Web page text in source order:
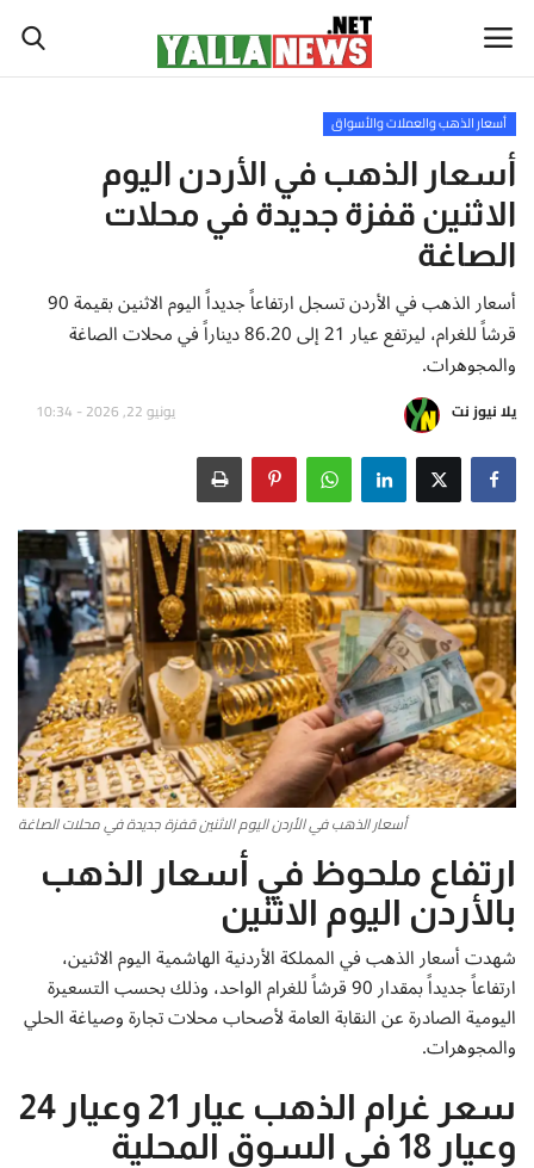
أخبار العالم
أخبار الوطن العربي
سياسة واقتصاد
رياضة
ثقافة وفن
تكنولوجيا وعلوم
صحة ولياقة
أطباق من المطابخ العربية
سياحة وسفر
منوعات عامة
جاليري الفن التشكيلي
سياسة الخصوصية
البنود والشروط
رئيس التحرير
أسعار الذهب والعملات والأسواق
أسعار الذهب في الأردن اليوم
الاثنين قفزة جديدة في محلات
الصاغة
أسعار الذهب في الأردن تسجل ارتفاعاً جديداً اليوم الاثنين بقيمة 90
قرشاً للغرام، ليرتفع عيار 21 إلى 86.20 ديناراً في محلات الصاغة
والمجوهرات.
يلا نيوز نت يونيو 22, 2026 - 10:34
أسعار الذهب في الأردن اليوم الاثنين قفزة جديدة في محلات الصاغة
ارتفاع ملحوظ في أسعار الذهب
بالأردن اليوم الاثنين
شهدت أسعار الذهب في المملكة الأردنية الهاشمية اليوم الاثنين،
ارتفاعاً جديداً بمقدار 90 قرشاً للغرام الواحد، وذلك بحسب التسعيرة
اليومية الصادرة عن النقابة العامة لأصحاب محلات تجارة وصياغة الحلي
والمجوهرات.
سعر غرام الذهب عيار 21 وعيار 24
وعيار 18 في السوق المحلية